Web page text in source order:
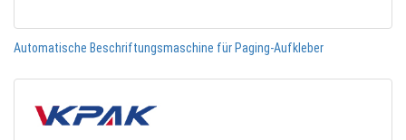
Automatische Beschriftungsmaschine für Paging-Aufkleber